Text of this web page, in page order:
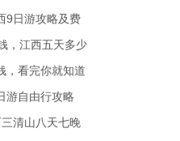
9日游攻略及费
，江西五天多少
，看完你就知道
游自由行攻略
清山八天七晚